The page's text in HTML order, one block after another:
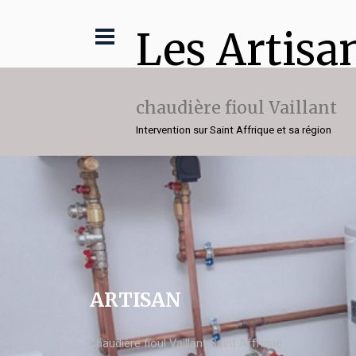
Les
chaudière fioul Vaillant
Intervention sur Saint Affrique et sa région
ARTISAN
chaudière fioul Vaillant Saint Affrique